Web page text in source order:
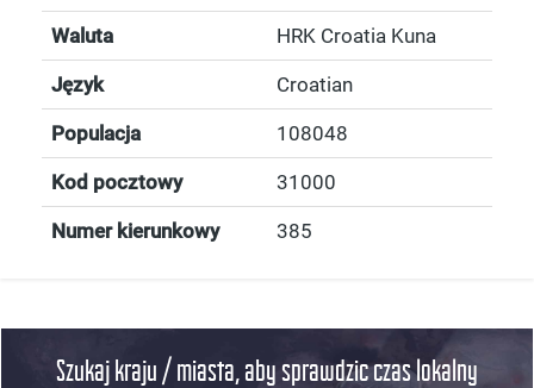
Waluta HRK Croatia Kuna
Język Croatian
Populacja 108048
Kod pocztowy 31000
Numer kierunkowy 385
Szukaj kraju / miasta, aby sprawdzic czas lokalny